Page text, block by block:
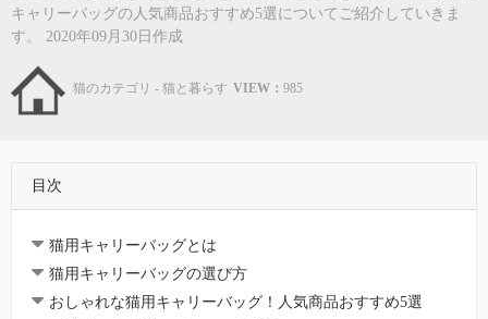
キャリーバッグの人気商品おすすめ5選についてご紹介していきま
す。 2020年09月30日作成
猫のカテゴリ - 猫と暮らす VIEW： 985
目次
猫用キャリーバッグとは
猫用キャリーバッグの選び方
おしゃれな猫用キャリーバッグ！人気商品おすすめ5選